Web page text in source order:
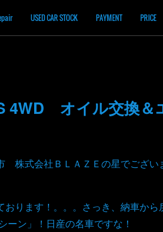
USED CAR STOCK PAYMENT PRICE
オイル交換＆
株式会社ＢＬＡＺＥの星でござい
ります！。。。さっき、納車から
ーン」！日産の名車ですな！